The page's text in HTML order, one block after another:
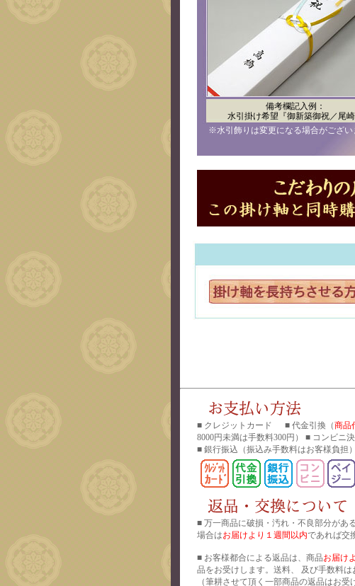
備考欄記入例：
水引掛け希望『御新築御祝／尾崎
※水引飾りは変更になる場合がござい
■ クレジットカード ■ 代金引換（商品
8000円未満は手数料300円） ■ コンビ
■ 銀行振込 （振込み手数料はお客様負担
■ 万一商品に破損・汚れ・不良部分があ
場合はお届けより１週間以内であれば交
■ お客様都合による返品は、商品お届け
品をお受けします。送料、 及び手数料は
（筆耕させて頂く一部商品の返品はお受